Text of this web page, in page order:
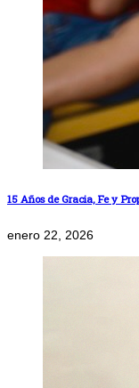
15 Años de Gracia, Fe y
enero 22, 2026